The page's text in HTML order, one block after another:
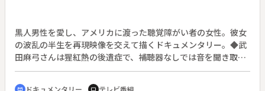
黒人男性を愛し、アメリカに渡った聴覚障がい者の女性。彼女
の波乱の半生を再現映像を交えて描くドキュメンタリー。◆武
田麻弓さんは猩紅熱の後遺症で、補聴器なしでは音を聞き取れ
ない。しかし努力を重ね、普通学校に通学した。激しいいじめ
を乗り越え、デザイン学校を最優秀で卒業。デザインの勉強を
cinematic_blur tv